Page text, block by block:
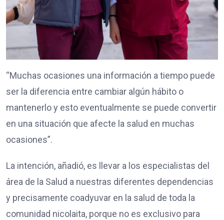
“Muchas ocasiones una información a tiempo puede
ser la diferencia entre cambiar algún hábito o
mantenerlo y esto eventualmente se puede convertir
en una situación que afecte la salud en muchas
ocasiones”.
La intención, añadió, es llevar a los especialistas del
área de la Salud a nuestras diferentes dependencias
y precisamente coadyuvar en la salud de toda la
comunidad nicolaita, porque no es exclusivo para